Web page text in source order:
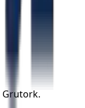
Grutork.